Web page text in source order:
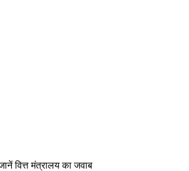
वित्त मंत्रालय का जवाब